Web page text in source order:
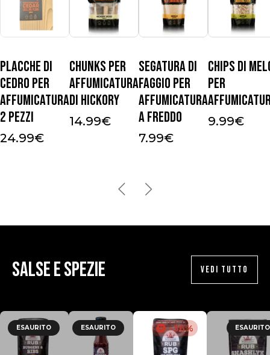
Placche di
cedro per
affumicatura
2 pezzi
24.99€
Chunks per
affumicatura
di Hickory
14.99€
Segatura di
faggio per
affumicatura
a freddo
7.99€
Chips di
per
9.99€
Salse e Spezie VEDI TUTTO
ESAURITO ESAURITO -36% ESAURITO